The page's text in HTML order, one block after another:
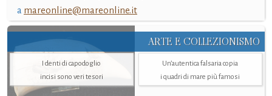
a mareonline@mareonline.it
ARTE E COLLEZIONISMO
I denti di capodoglio
incisi sono veri tesori
Un’autentica falsaria copia
i quadri di mare più famosi